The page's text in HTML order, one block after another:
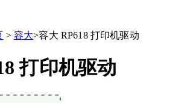
> 容大>容大 RP618 打印机驱动
打印机驱动